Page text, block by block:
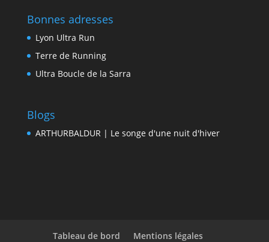
Bonnes adresses
Lyon Ultra Run
Terre de Running
Ultra Boucle de la Sarra
Blogs
ARTHURBALDUR | Le songe d'une nuit d'hiver
Tableau de bord Mentions légales